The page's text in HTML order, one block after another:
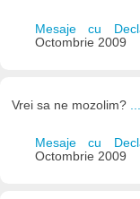
Mesaje cu
Octombrie 2009
Vrei sa ne mozolim?
Mesaje cu
Octombrie 2009